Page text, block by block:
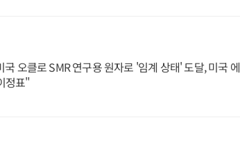
오클로 SMR 연구용 원자로 '임계 상태' 도달, 미국 에
정표"